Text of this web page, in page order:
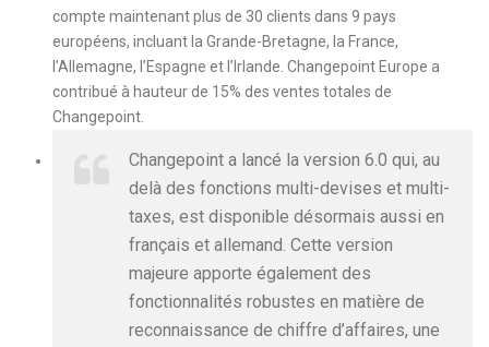
compte maintenant plus de 30 clients dans 9 pays
européens, incluant la Grande-Bretagne, la France,
l’Allemagne, l’Espagne et l’Irlande. Changepoint Europe a
contribué à hauteur de 15% des ventes totales de
Changepoint.
Changepoint a lancé la version 6.0 qui, au
delà des fonctions multi-devises et multi-
taxes, est disponible désormais aussi en
français et allemand. Cette version
majeure apporte également des
fonctionnalités robustes en matière de
reconnaissance de chiffre d’affaires, une